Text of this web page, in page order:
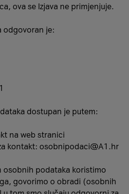
ova se Izjava ne primjenjuje.
odgovoran je:
dostupan je putem:
na web stranici
kontakt: osobnipodaci@A1.hr
osobnih podataka koristimo
govorimo o obradi (osobnih